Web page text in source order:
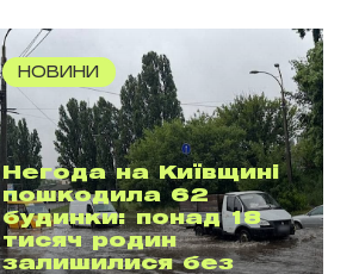
НОВИНИ
Негода на Київщині
пошкодила 62
будинки: понад 18
тисяч родин
залишилися без